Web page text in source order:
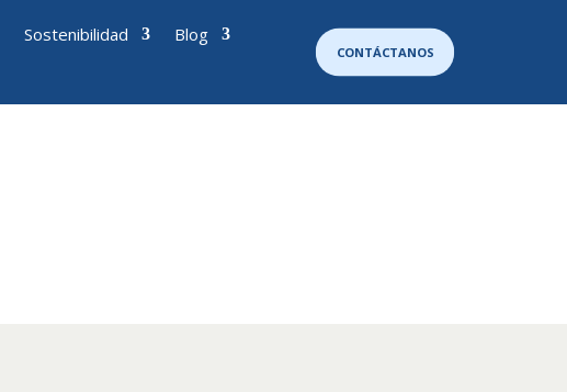
Sostenibilidad
Blog
CONTÁCTANOS